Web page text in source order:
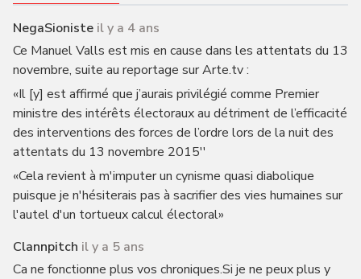
NegaSioniste il y a 4 ans
Ce Manuel Valls est mis en cause dans les attentats du 13
novembre, suite au reportage sur Arte.tv :
«Il [y] est affirmé que j’aurais privilégié comme Premier
ministre des intérêts électoraux au détriment de l’efficacité
des interventions des forces de l’ordre lors de la nuit des
attentats du 13 novembre 2015''
«Cela revient à m'imputer un cynisme quasi diabolique
puisque je n'hésiterais pas à sacrifier des vies humaines sur
l'autel d'un tortueux calcul électoral»
Clannpitch il y a 5 ans
Ca ne fonctionne plus vos chroniques.Si je ne peux plus y